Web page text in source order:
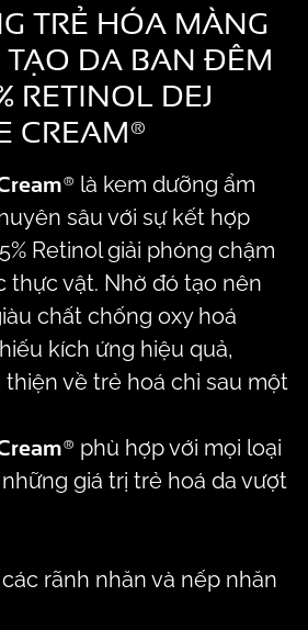
TRẺ HÓA MÀNG
DA BAN ĐÊM
RETINOL DEJ
CREAM®
là kem dưỡng ẩm
sâu với sự kết hợp
Retinol giải phóng chậm
thực vật. Nhờ đó tạo nên
chất chống oxy hoá
kích ứng hiệu quả,
thiện về trẻ hoá chỉ sau một
phù hợp với mọi loại
giá trị trẻ hoá da vượt
rãnh nhăn và nếp nhăn